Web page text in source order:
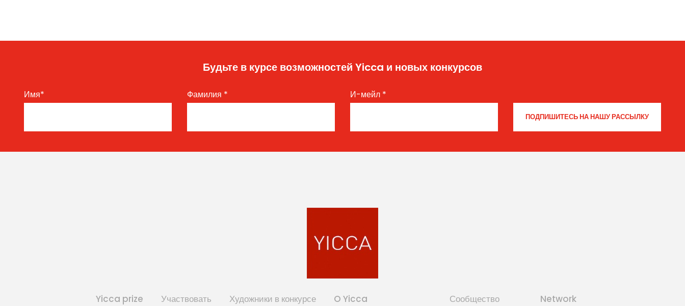
Будьте в курсе возможностей Yicca и новых конкурсов
Имя* Фамилия * И-мейл *
Yicca prize Участвовать Художники в конкурсе O Yicca Сообщество Network